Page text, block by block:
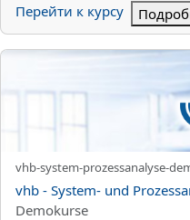
Перейти к курсу
vhb - System- und
Краткое название курса
vhb-system-prozessanalyse-
Название курса
vhb - System- und
Категория курса
Demokurse